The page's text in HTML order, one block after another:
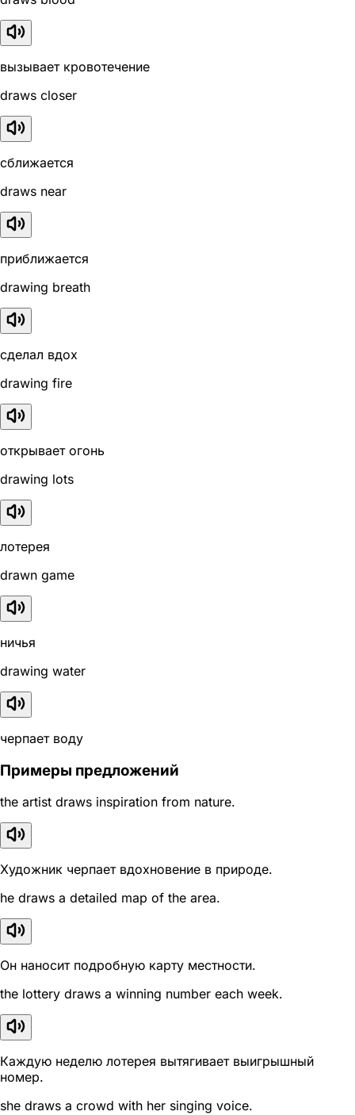
вызывает кровотечение
draws closer
сближается
draws near
приближается
drawing breath
сделал вдох
drawing fire
открывает огонь
drawing lots
лотерея
drawn game
ничья
drawing water
черпает воду
Примеры предложений
the artist draws inspiration from nature.
Художник черпает вдохновение в природе.
he draws a detailed map of the area.
Он наносит подробную карту местности.
the lottery draws a winning number each week.
Каждую неделю лотерея вытягивает выигрышный
номер.
she draws a crowd with her singing voice.